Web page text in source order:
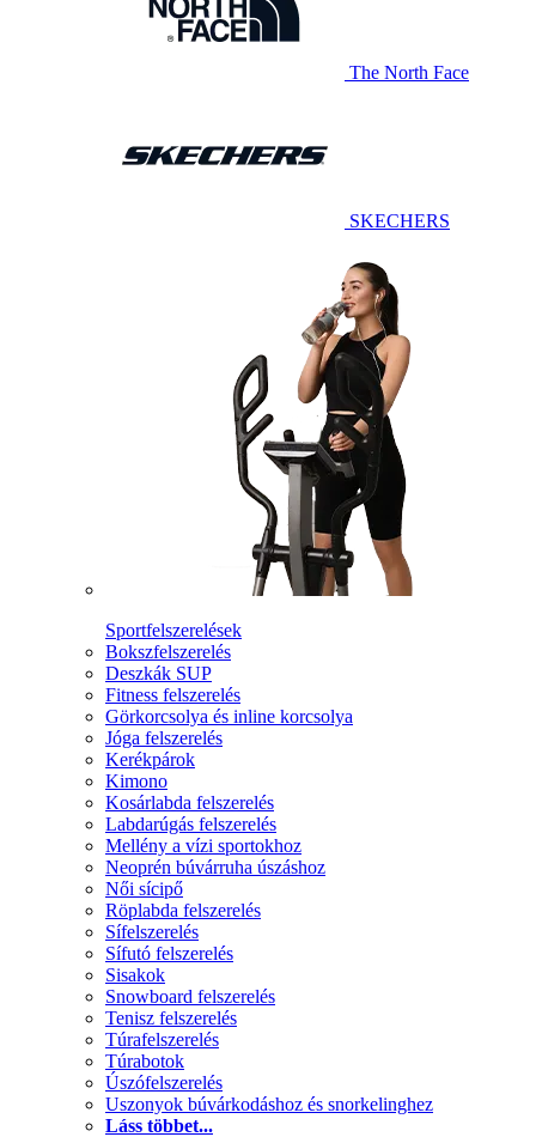
The North Face
SKECHERS
Sportfelszerelések
Bokszfelszerelés
Deszkák SUP
Fitness felszerelés
Görkorcsolya és inline korcsolya
Jóga felszerelés
Kerékpárok
Kimono
Kosárlabda felszerelés
Labdarúgás felszerelés
Mellény a vízi sportokhoz
Neoprén búvárruha úszáshoz
Női sícipő
Röplabda felszerelés
Sífelszerelés
Sífutó felszerelés
Sisakok
Snowboard felszerelés
Tenisz felszerelés
Túrafelszerelés
Túrabotok
Úszófelszerelés
Uszonyok búvárkodáshoz és snorkelinghez
Láss többet...